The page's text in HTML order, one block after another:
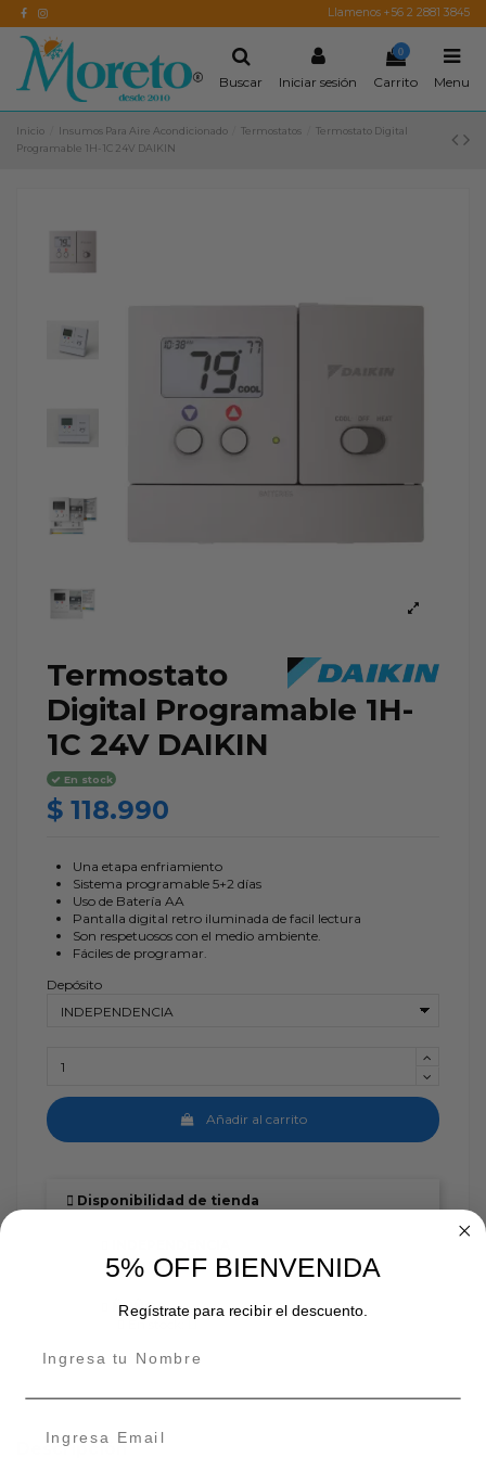
Llamenos +56 2 2881 3845
Buscar Iniciar sesión
0
Carrito Menu
Inicio Insumos Para Aire Acondicionado Termostatos
Termostato Digital
Programable 1H-1C 24V DAIKIN
Termostato
Digital Programable 1H-
1C 24V DAIKIN
En stock
$ 118.990
Una etapa enfriamiento
Sistema programable 5+2 días
Uso de Batería AA
Pantalla digital retro iluminada de facil lectura
Son respetuosos con el medio ambiente.
Fáciles de programar.
Depósito
Añadir al carrito
Disponibilidad de tienda
En stock:
ÑUÑOA
En stock:
Descripción
5% OFF BIENVENIDA
Regístrate para recibir el descuento.